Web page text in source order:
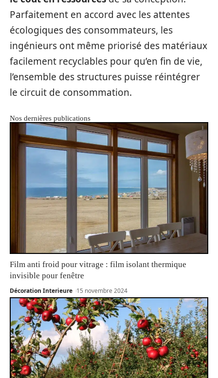
Parfaitement en accord avec les attentes
écologiques des consommateurs, les
ingénieurs ont même priorisé des matériaux
facilement recyclables pour qu’en fin de vie,
l’ensemble des structures puisse réintégrer
le circuit de consommation.
Nos dernières publications
Film anti froid pour vitrage : film isolant thermique
invisible pour fenêtre
Décoration Interieure 15 novembre 2024